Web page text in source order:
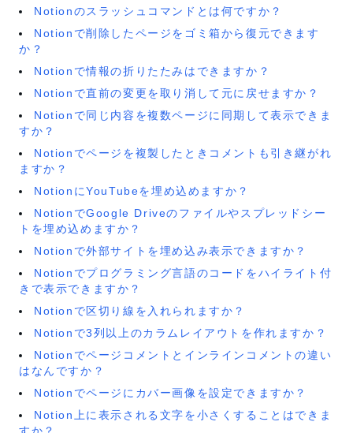
Notionのスラッシュコマンドとは何ですか？
Notionで削除したページをゴミ箱から復元できます
か？
Notionで情報の折りたたみはできますか？
Notionで直前の変更を取り消して元に戻せますか？
Notionで同じ内容を複数ページに同期して表示できま
すか？
Notionでページを複製したときコメントも引き継がれ
ますか？
NotionにYouTubeを埋め込めますか？
NotionでGoogle Driveのファイルやスプレッドシー
トを埋め込めますか？
Notionで外部サイトを埋め込み表示できますか？
Notionでプログラミング言語のコードをハイライト付
きで表示できますか？
Notionで区切り線を入れられますか？
Notionで3列以上のカラムレイアウトを作れますか？
Notionでページコメントとインラインコメントの違い
はなんですか？
Notionでページにカバー画像を設定できますか？
Notion上に表示される文字を小さくすることはできま
すか？